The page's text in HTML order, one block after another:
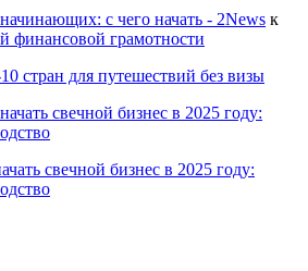
с чего начать - 2News к
финансовой грамотности
стран для путешествий без визы
свечной бизнес в 2025 году:
свечной бизнес в 2025 году: